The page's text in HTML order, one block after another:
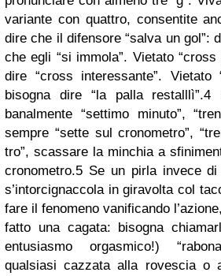
variante con quattro, consentite
dire che il difensore “salva un gol”:
che egli “si immola”. Vietato
dire “cross interessante”. Vietato
bisogna dire “la palla restalllì”.4
banalmente “settimo minuto”,
sempre “sette sul cronometro”,
tro”, scassare la minchia a
cronometro.5 Se un pirla invece
s’intorcignaccola in giravolta col
fare il fenomeno vanificando
fatto una cagata: bisogna
entusiasmo orgasmico!)
qualsiasi cazzata alla rovescia o